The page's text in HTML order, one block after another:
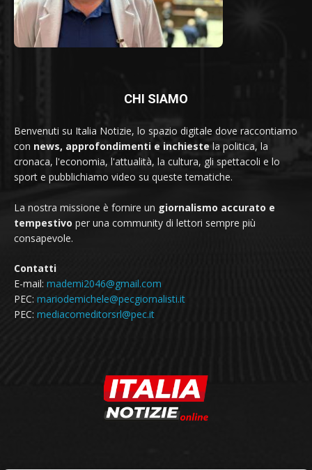
CHI SIAMO
Benvenuti su Italia Notizie, lo spazio digitale dove raccontiamo
con news, approfondimenti e inchieste la politica, la
cronaca, l'economia, l'attualità, la cultura, gli spettacoli e lo
sport e pubblichiamo video su queste tematiche.
La nostra missione è fornire un giornalismo accurato e
tempestivo per una community di lettori sempre più
consapevole.
Contatti
E-mail: mademi2046@gmail.com
PEC: mariodemichele@pecgiornalisti.it
PEC: mediacomeditorsrl@pec.it